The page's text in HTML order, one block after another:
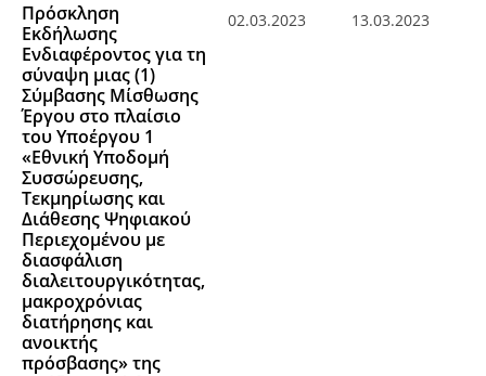
Πρόσκληση
Εκδήλωσης
Ενδιαφέροντος για τη
σύναψη μιας (1)
Σύμβασης Μίσθωσης
Έργου στο πλαίσιο
του Υποέργου 1
«Εθνική Υποδομή
Συσσώρευσης,
Τεκμηρίωσης και
Διάθεσης Ψηφιακού
Περιεχομένου με
διασφάλιση
διαλειτουργικότητας,
μακροχρόνιας
διατήρησης και
ανοικτής
πρόσβασης» της
02.03.2023 13.03.2023